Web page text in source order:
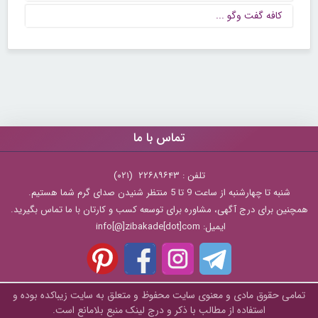
كافه گفت وگو ...
تماس با ما
تلفن : ۲۲۶۸۹۶۴۳ (۰۲۱)
شنبه تا چهارشنبه از ساعت 9 تا 5 منتظر شنیدن صدای گرم شما هستیم.
همچنین برای درج آگهی، مشاوره برای توسعه کسب و کارتان با ما تماس بگیرید.
ایمیل: info[@]zibakade[dot]com
تمامی حقوق مادی و معنوی سایت محفوظ و متعلق به سايت زیباکده بوده و
استفاده از مطالب با ذکر و درج لینک منبع بلامانع است.